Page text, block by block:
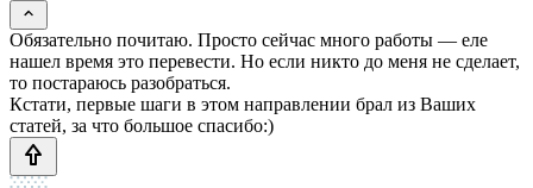
Обязательно почитаю. Просто сейчас много работы — еле
нашел время это перевести. Но если никто до меня не сделает,
то постараюсь разобраться.
Кстати, первые шаги в этом направлении брал из Ваших
статей, за что большое спасибо:)